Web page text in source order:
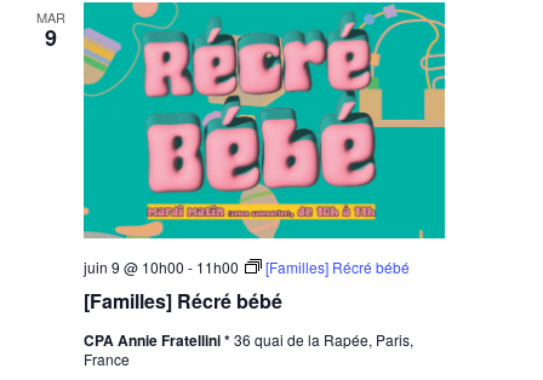
MAR
9
[Familles] Récré bébé
juin 9 @ 10h00 - 11h00 [Familles] Récré bébé
CPA Annie Fratellini *36 quai de la Rapée, Paris,
France